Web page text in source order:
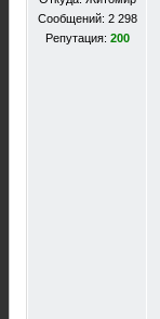
Сообщений: 2 298
Репутация: 200